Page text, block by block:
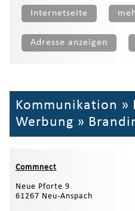
Internetseite
Adresse anzeigen
Kommunikation »
Werbung »
Commnect
Neue Pforte 9
61267 Neu-Anspach